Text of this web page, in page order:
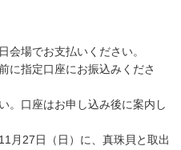
場でお支払いください。
指定口座にお振込みくださ
口座はお申し込み後に案内し
27日（日）に、真珠貝と取出